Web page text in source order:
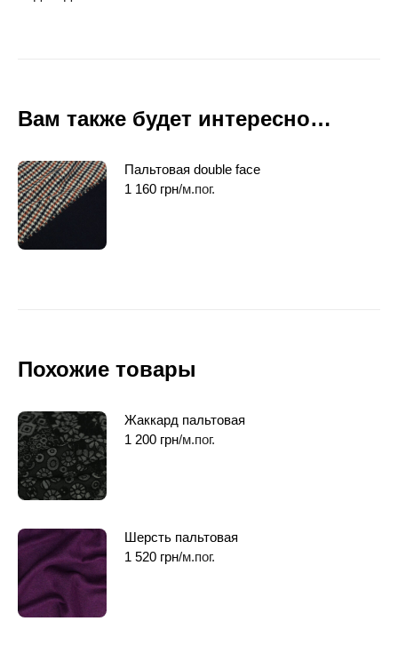
Вам также будет интересно…
Пальтовая double face
1 160 грн/м.пог.
Похожие товары
Жаккард пальтовая
1 200 грн/м.пог.
Шерсть пальтовая
1 520 грн/м.пог.